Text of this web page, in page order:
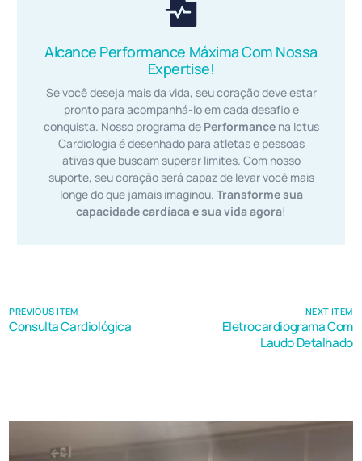
Alcance Performance Máxima Com Nossa
Expertise!
Se você deseja mais da vida, seu coração deve estar
pronto para acompanhá-lo em cada desafio e
conquista. Nosso programa de Performancena Ictus
Cardiologia é desenhado para atletas e pessoas
ativas que buscam superar limites. Com nosso
suporte, seu coração será capaz de levar você mais
longe do que jamais imaginou. Transforme sua
capacidade cardíaca e sua vida agora!
PREVIOUS ITEM
Consulta Cardiológica
NEXT ITEM
Eletrocardiograma Com
Laudo Detalhado